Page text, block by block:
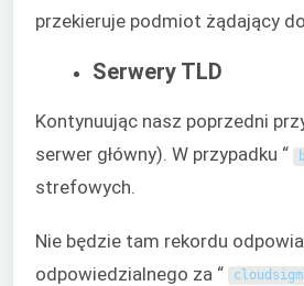
przekieruje podmiot żądający
Serwery TLD
Kontynuując nasz poprzedni
serwer główny). W przypadku “
strefowych.
Nie będzie tam rekordu
odpowiedzialnego za “